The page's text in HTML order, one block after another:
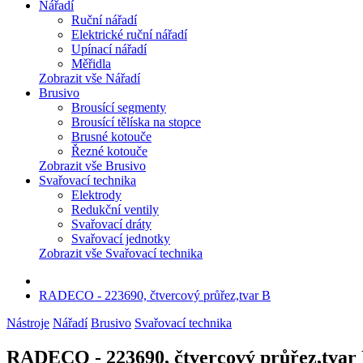
Nářadí
Ruční nářadí
Elektrické ruční nářadí
Upínací nářadí
Měřidla
Zobrazit vše Nářadí
Brusivo
Brousící segmenty
Brousící tělíska na stopce
Brusné kotouče
Řezné kotouče
Zobrazit vše Brusivo
Svařovací technika
Elektrody
Redukční ventily
Svařovací dráty
Svařovací jednotky
Zobrazit vše Svařovací technika
RADECO - 223690, čtvercový průřez,tvar B
Nástroje Nářadí Brusivo Svařovací technika
RADECO - 223690, čtvercový průřez,tvar